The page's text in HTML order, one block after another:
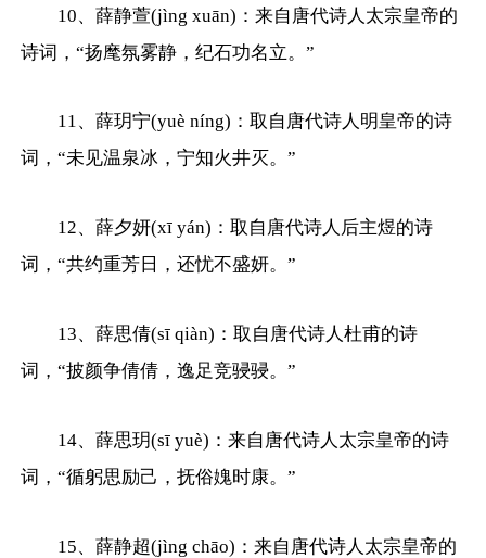
10、薛静萱(jìng xuān)：来自唐代诗人太宗皇帝的
诗词，“扬麾氛雾静，纪石功名立。”
11、薛玥宁(yuè níng)：取自唐代诗人明皇帝的诗
词，“未见温泉冰，宁知火井灭。”
12、薛夕妍(xī yán)：取自唐代诗人后主煜的诗
词，“共约重芳日，还忧不盛妍。”
13、薛思倩(sī qiàn)：取自唐代诗人杜甫的诗
词，“披颜争倩倩，逸足竞骎骎。”
14、薛思玥(sī yuè)：来自唐代诗人太宗皇帝的诗
词，“循躬思励己，抚俗媿时康。”
15、薛静超(jìng chāo)：来自唐代诗人太宗皇帝的